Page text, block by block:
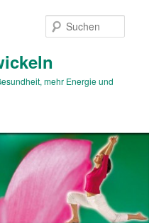
mehr Energie und